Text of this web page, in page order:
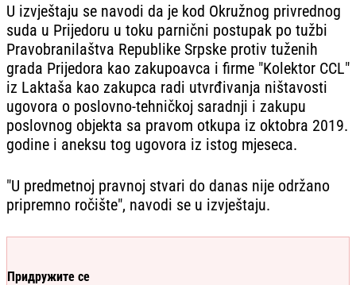
U izvještaju se navodi da je kod Okružnog privrednog
suda u Prijedoru u toku parnični postupak po tužbi
Pravobranilaštva Republike Srpske protiv tuženih
grada Prijedora kao zakupoavca i firme "Kolektor CCL"
iz Laktaša kao zakupca radi utvrđivanja ništavosti
ugovora o poslovno-tehničkoj saradnji i zakupu
poslovnog objekta sa pravom otkupa iz oktobra 2019.
godine i aneksu tog ugovora iz istog mjeseca.
"U predmetnoj pravnoj stvari do danas nije održano
pripremno ročište", navodi se u izvještaju.
Придружите се